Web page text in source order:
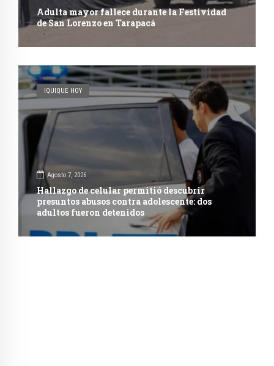
Adulta mayor fallece durante la Festividad
de San Lorenzo en Tarapacá
IQUIQUE HOY
Agosto 7, 2026
Hallazgo de celular permitió descubrir
presuntos abusos contra adolescente: dos
adultos fueron detenidos